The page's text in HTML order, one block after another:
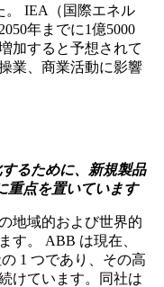
。 IEA（国際エネル
年までに1億5000
加すると予想されて
業、商業活動に影響
るために、新規製品
重点を置いています
地域的および世界的
す。 ABB は現在、
1 つであり、その高
けています。同社は